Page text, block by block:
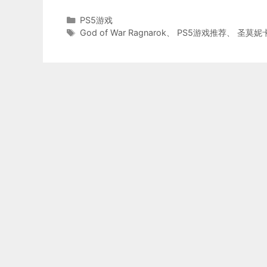
分
类
PS5游戏
标
God of War Ragnarok PS5游戏推荐、 圣莫妮